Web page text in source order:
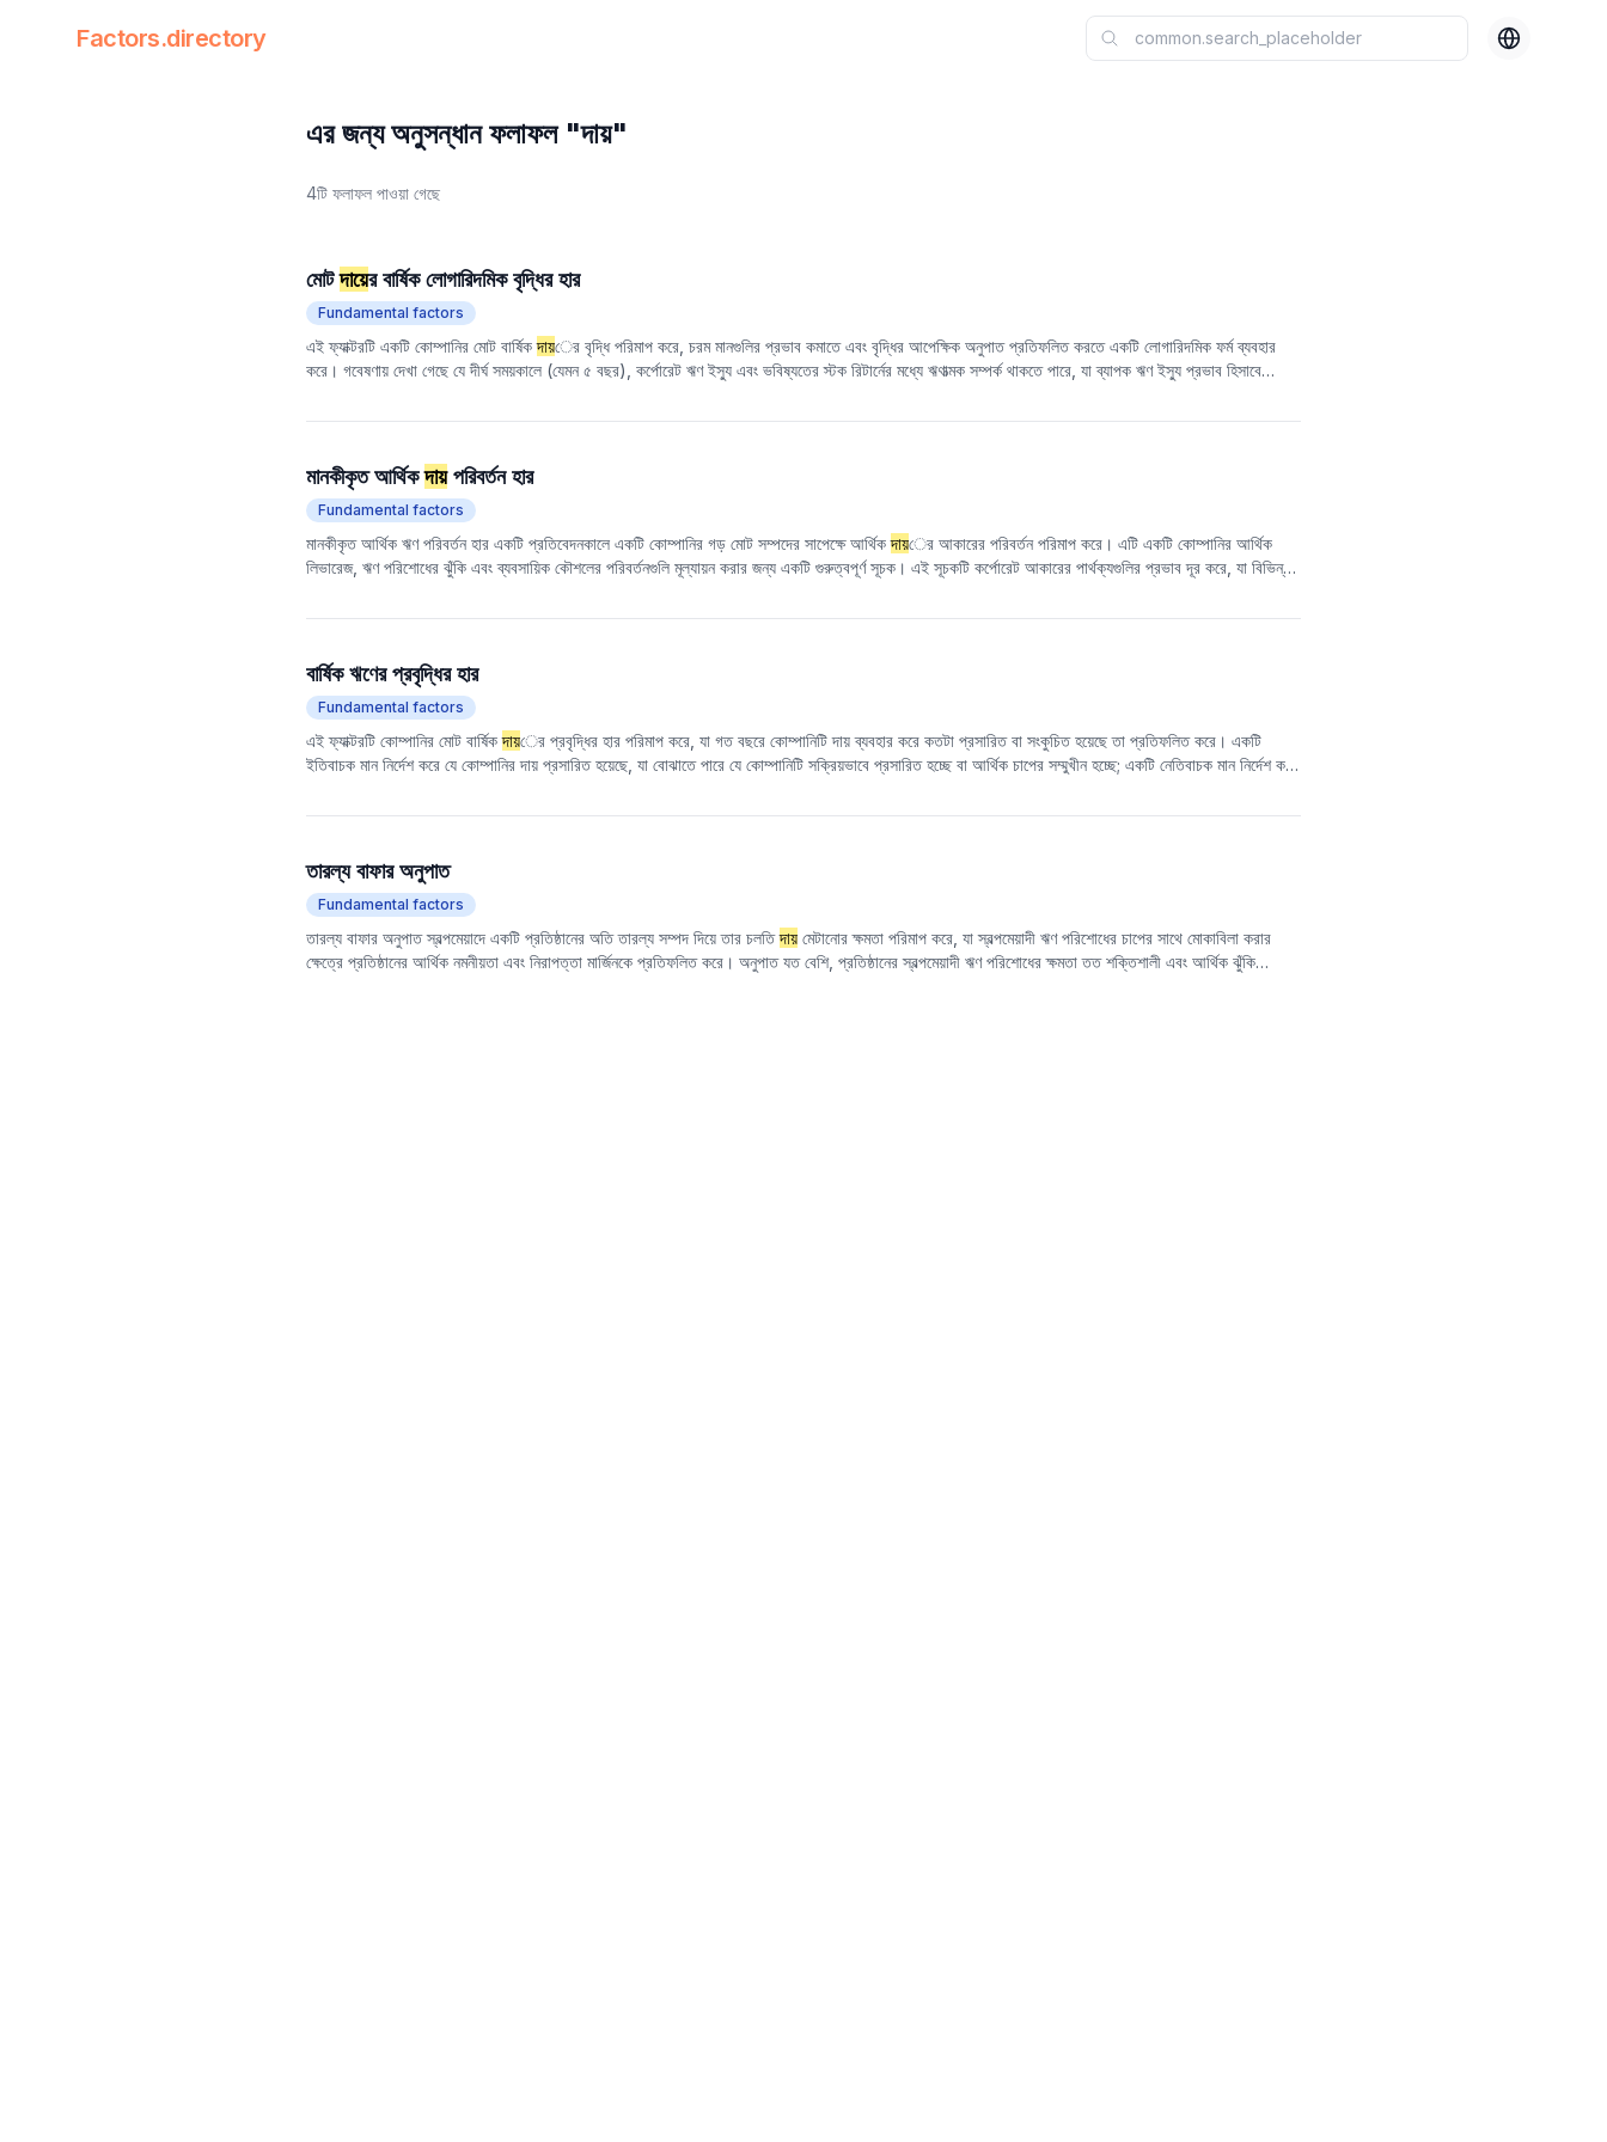
Factors.directory
এর জন্য অনুসন্ধান ফলাফল "দায়"
4টি ফলাফল পাওয়া গেছে
মোটদায়ের বার্ষিক লোগারিদমিক বৃদ্ধির হার
Fundamental factors
এই ফ্যাক্টরটি একটি কোম্পানির মোট বার্ষিকদায়ের বৃদ্ধি পরিমাপ করে, চরম মানগুলির প্রভাব কমাতে এবং বৃদ্ধির আপেক্ষিক অনুপাত প্রতিফলিত করতে একটি লোগারিদমিক ফর্ম ব্যবহার
করে। গবেষণায় দেখা গেছে যে দীর্ঘ সময়কালে (যেমন ৫ বছর), কর্পোরেট ঋণ ইস্যু এবং ভবিষ্যতের স্টক রিটার্নের মধ্যে ঋণাত্মক সম্পর্ক থাকতে পারে, যা ব্যাপক ঋণ ইস্যু প্রভাব হিসাবে
জন্য বিভিন্ন সময় স্কেলের উপর ভিত্তি করে বিশ্লেষণের প্রয়োজন।
মানকীকৃত আর্থিকদায়পরিবর্তন হার
Fundamental factors
মানকীকৃত আর্থিক ঋণ পরিবর্তন হার একটি প্রতিবেদনকালে একটি কোম্পানির গড় মোট সম্পদের সাপেক্ষে আর্থিকদায়ের আকারের পরিবর্তন পরিমাপ করে। এটি একটি কোম্পানির আর্থিক
লিভারেজ, ঋণ পরিশোধের ঝুঁকি এবং ব্যবসায়িক কৌশলের পরিবর্তনগুলি মূল্যায়ন করার জন্য একটি গুরুত্বপূর্ণ সূচক। এই সূচকটি কর্পোরেট আকারের পার্থক্যগুলির প্রভাব দূর করে, যা বিভিন্ন
আগ্রাসী সম্প্রসারণ কৌশল বা সম্ভাব্য ঋণ পরিশোধের চাপও প্রতিফলিত করতে পারে এবং এর বিপরীতও হতে পারে।
বার্ষিক ঋণের প্রবৃদ্ধির হার
Fundamental factors
এই ফ্যাক্টরটি কোম্পানির মোট বার্ষিকদায়ের প্রবৃদ্ধির হার পরিমাপ করে, যা গত বছরে কোম্পানিটি দায় ব্যবহার করে কতটা প্রসারিত বা সংকুচিত হয়েছে তা প্রতিফলিত করে। একটি
ইতিবাচক মান নির্দেশ করে যে কোম্পানির দায় প্রসারিত হয়েছে, যা বোঝাতে পারে যে কোম্পানিটি সক্রিয়ভাবে প্রসারিত হচ্ছে বা আর্থিক চাপের সম্মুখীন হচ্ছে; একটি নেতিবাচক মান নির্দেশ করে
ফ্যাক্টর এবং ভবিষ্যতের উপার্জনের মধ্যে সম্পর্ক তুলনামূলকভাবে জটিল। যখন পরিসংখ্যানগত ব্যবধান পাঁচ বছরের মতো দীর্ঘ হয়, তখন ফ্যাক্টরটির ভবিষ্যতের উপার্জনের সাথে একটি নেতিবাচক
ভবিষ্যতের উপার্জনের সাথে একটি ইতিবাচক সম্পর্ক থাকে, অর্থাৎ, মাঝারি ঋণ বৃদ্ধি কোম্পানির ভবিষ্যতের উপার্জন বৃদ্ধির সম্ভাবনা নির্দেশ করতে পারে। অতএব, এই ফ্যাক্টরটি ব্যবহার করার
সময়, পরিসংখ্যানগত ব্যবধান এবং কোম্পানির আর্থিক অবস্থা এবং ভবিষ্যতের উন্নয়নের সম্ভাবনা সম্পূর্ণরূপে বিশ্লেষণ করার জন্য অন্যান্য ফ্যাক্টরগুলির সংমিশ্রণে ব্যবহারের দিকে মনোযোগ
দেওয়া উচিত।
তারল্য বাফার অনুপাত
Fundamental factors
তারল্য বাফার অনুপাত স্বল্পমেয়াদে একটি প্রতিষ্ঠানের অতি তারল্য সম্পদ দিয়ে তার চলতিদায় মেটানোর ক্ষমতা পরিমাপ করে, যা স্বল্পমেয়াদী ঋণ পরিশোধের চাপের সাথে মোকাবিলা করার
ক্ষেত্রে প্রতিষ্ঠানের আর্থিক নমনীয়তা এবং নিরাপত্তা মার্জিনকে প্রতিফলিত করে। অনুপাত যত বেশি, প্রতিষ্ঠানের স্বল্পমেয়াদী ঋণ পরিশোধের ক্ষমতা তত শক্তিশালী এবং আর্থিক ঝুঁকি